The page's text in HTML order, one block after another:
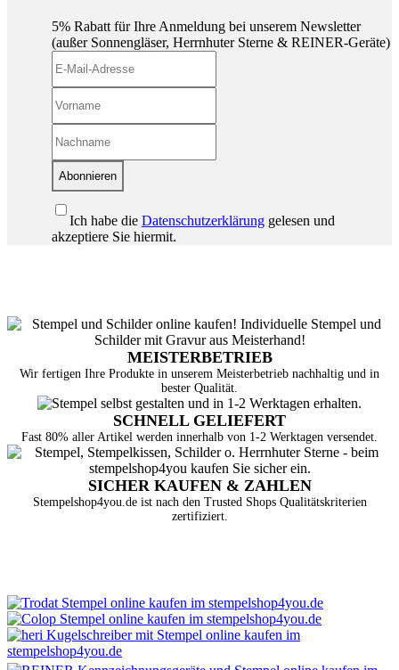
5% Rabatt für Ihre Anmeldung bei unserem Newsletter
(außer Sonnengläser, Herrnhuter Sterne & REINER-Geräte)
Abonnieren
Ich habe die Datenschutzerklärung gelesen und
akzeptiere Sie hiermit.
MEISTERBETRIEB
Wir fertigen Ihre Produkte in unserem Meisterbetrieb nachhaltig und in
bester Qualität.
SCHNELL GELIEFERT
Fast 80% aller Artikel werden innerhalb von 1-2 Werktagen versendet.
SICHER KAUFEN & ZAHLEN
Stempelshop4you.de ist nach den Trusted Shops Qualitätskriterien
zertifiziert.